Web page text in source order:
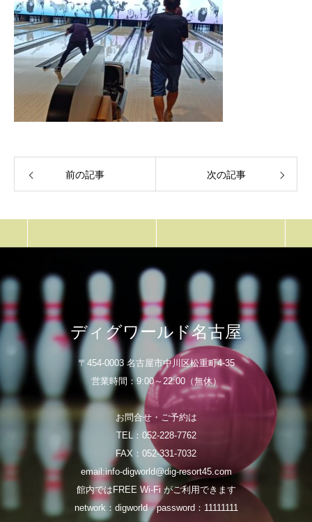
前の記事 次の記事
ディグワールド名古屋
〒454-0003 名古屋市中川区松重町4-35
営業時間：9:00～22:00（無休）
お問合せ・ご予約は
TEL：052-228-7762
FAX：052-331-7032
email:info-digworld@dig-resort45.com
館内ではFREE Wi-Fi がご利用できます
network：digworld password：11111111